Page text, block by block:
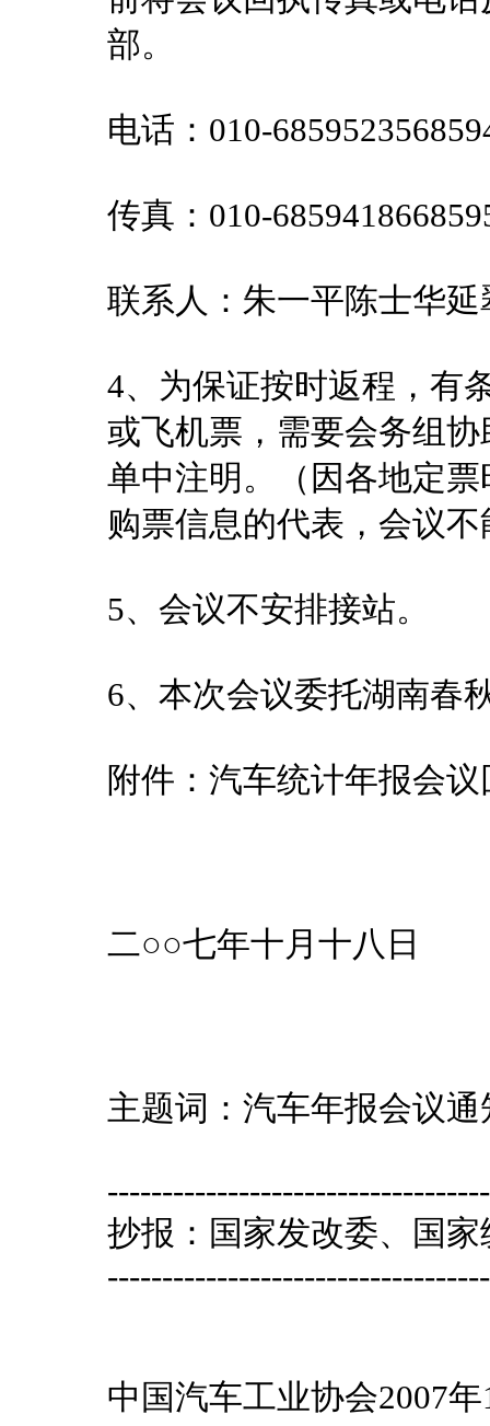
部。
电话：010-
传真：010-
联系人：朱一平陈士华
4、为保证按时返程，有
或飞机票，需要会务组
单中注明。（因各地定
购票信息的代表，会议
5、会议不安排接站。
6、本次会议委托湖南春
附件：汽车统计年报会
二○○七年十月十八日
主题词：汽车年报会议通
抄报：国家发改委、国
中国汽车工业协会2007